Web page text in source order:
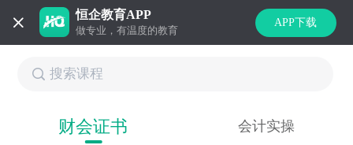
恒企教育APP
做专业，有温度的教育
APP下载
财会证书 会计实操